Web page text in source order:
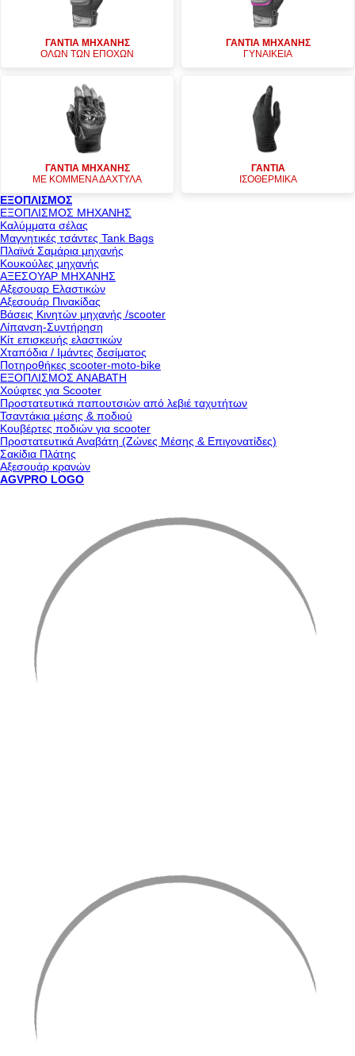
ΓΑΝΤΙΑ ΜΗΧΑΝΗΣ
ΟΛΩΝ ΤΩΝ ΕΠΟΧΩΝ
ΓΑΝΤΙΑ ΜΗΧΑΝΗΣ
ΓΥΝΑΙΚΕΙΑ
ΓΑΝΤΙΑ ΜΗΧΑΝΗΣ
ΜΕ ΚΟΜΜΕΝΑ ΔΑΧΤΥΛΑ
ΓΑΝΤΙΑ
ΙΣΟΘΕΡΜΙΚΑ
ΕΞΟΠΛΙΣΜΟΣ
ΕΞΟΠΛΙΣΜΟΣ ΜΗΧΑΝΗΣ
Καλύμματα σέλας
Μαγνητικές τσάντες Tank Bags
Πλαϊνά Σαμάρια μηχανής
Κουκούλες μηχανής
ΑΞΕΣΟΥΑΡ ΜΗΧΑΝΗΣ
Αξεσουαρ Ελαστικών
Αξεσουάρ Πινακίδας
Βάσεις Κινητών μηχανής /scooter
Λίπανση-Συντήρηση
Κίτ επισκευής ελαστικών
Χταπόδια / Ιμάντες δεσίματος
Ποτηροθήκες scooter-moto-bike
ΕΞΟΠΛΙΣΜΟΣ ΑΝΑΒΑΤΗ
Χούφτες για Scooter
Προστατευτικά παπουτσιών από λεβιέ ταχυτήτων
Τσαντάκια μέσης & ποδιού
Κουβέρτες ποδιών για scooter
Προστατευτικά Αναβάτη (Ζώνες Μέσης & Επιγονατίδες)
Σακίδια Πλάτης
Αξεσουάρ κρανών
AGVPRO LOGO